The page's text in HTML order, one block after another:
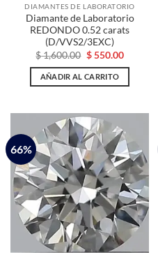
DIAMANTES DE LABORATORIO
Diamante de Laboratorio
REDONDO 0.52 carats
(D/VVS2/3EXC)
$1,600.00 El
precio
original
era:
$ 1,600.00.
$550.00El
actual
$ 550.00.
AÑADIR AL CARRITO
66%